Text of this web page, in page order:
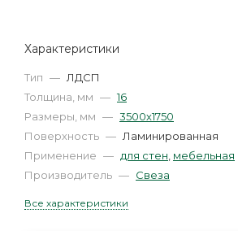
Характеристики
Тип — ЛДСП
Толщина, мм — 16
Размеры, мм — 3500х1750
Поверхность — Ламинированная
Применение — для стен мебельная
Производитель — Свеза
Все характеристики